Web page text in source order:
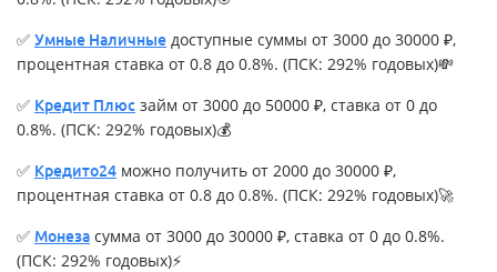
✅ Умные Наличные доступные суммы от 3000 до 30000 ₽,
процентная ставка от 0.8 до 0.8%. (ПСК: 292% годовых)💸
✅ Кредит Плюс займ от 3000 до 50000 ₽, ставка от 0 до
0.8%. (ПСК: 292% годовых)💰
✅ Кредито24 можно получить от 2000 до 30000 ₽,
процентная ставка от 0.8 до 0.8%. (ПСК: 292% годовых)🚀
✅ Монеза сумма от 3000 до 30000 ₽, ставка от 0 до 0.8%.
(ПСК: 292% годовых)⚡